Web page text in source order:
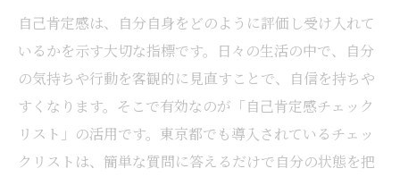
自己肯定感は、自分自身をどのように評価し受け入れて
いるかを示す大切な指標です。日々の生活の中で、自分
の気持ちや行動を客観的に見直すことで、自信を持ちや
すくなります。そこで有効なのが「自己肯定感チェック
リスト」の活用です。東京都でも導入されているチェッ
クリストは、簡単な質問に答えるだけで自分の状態を把